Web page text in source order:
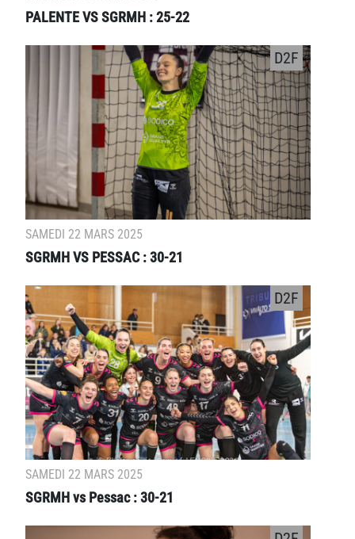
PALENTE VS SGRMH : 25-22
SAMEDI 22 MARS 2025
SGRMH VS PESSAC : 30-21
D2F
SAMEDI 22 MARS 2025
SGRMH vs Pessac : 30-21
D2F